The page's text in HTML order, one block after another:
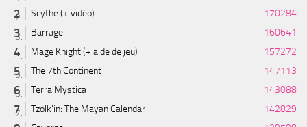
Scythe (+ vidéo)
170284
Barrage
160641
Mage Knight (+ aide de jeu)
157272
The 7th Continent
147113
Terra Mystica
143088
Tzolk'in: The Mayan Calendar
142829